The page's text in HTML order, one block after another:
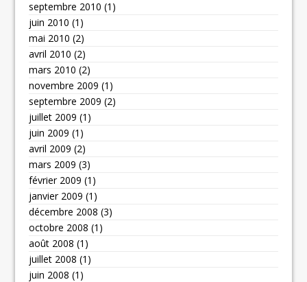
septembre 2010 (1)
juin 2010 (1)
mai 2010 (2)
avril 2010 (2)
mars 2010 (2)
novembre 2009 (1)
septembre 2009 (2)
juillet 2009 (1)
juin 2009 (1)
avril 2009 (2)
mars 2009 (3)
février 2009 (1)
janvier 2009 (1)
décembre 2008 (3)
octobre 2008 (1)
août 2008 (1)
juillet 2008 (1)
juin 2008 (1)